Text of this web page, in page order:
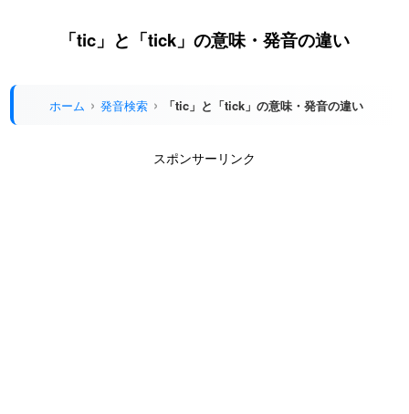
「tic」と「tick」の意味・発音の違い
ホーム 発音検索 「tic」と「tick」の意味・発音の違い
スポンサーリンク